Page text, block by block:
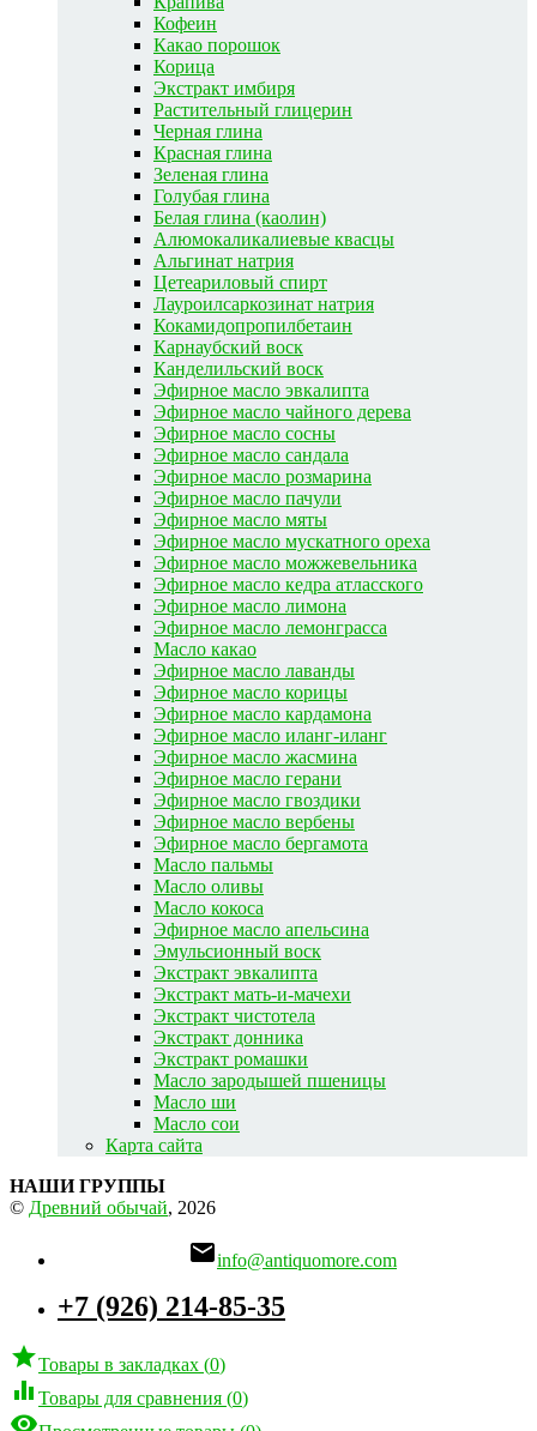
Кофеин
Какао порошок
Корица
Экстракт имбиря
Растительный глицерин
Черная глина
Красная глина
Зеленая глина
Голубая глина
Белая глина (каолин)
Алюмокаликалиевые квасцы
Альгинат натрия
Цетеариловый спирт
Лауроилсаркозинат натрия
Кокамидопропилбетаин
Карнаубский воск
Канделильский воск
Эфирное масло эвкалипта
Эфирное масло чайного дерева
Эфирное масло сосны
Эфирное масло сандала
Эфирное масло розмарина
Эфирное масло пачули
Эфирное масло мяты
Эфирное масло мускатного ореха
Эфирное масло можжевельника
Эфирное масло кедра атласского
Эфирное масло лимона
Эфирное масло лемонграсса
Масло какао
Эфирное масло лаванды
Эфирное масло корицы
Эфирное масло кардамона
Эфирное масло иланг-иланг
Эфирное масло жасмина
Эфирное масло герани
Эфирное масло гвоздики
Эфирное масло вербены
Эфирное масло бергамота
Масло пальмы
Масло оливы
Масло кокоса
Эфирное масло апельсина
Эмульсионный воск
Экстракт эвкалипта
Экстракт мать-и-мачехи
Экстракт чистотела
Экстракт донника
Экстракт ромашки
Масло зародышей пшеницы
Масло ши
Масло сои
Карта сайта
НАШИ ГРУППЫ
© Древний обычай, 2026
info@antiquomore.com
+7 (926) 214-85-35
Товары в закладках (0)
 Товары для сравнения (0)
